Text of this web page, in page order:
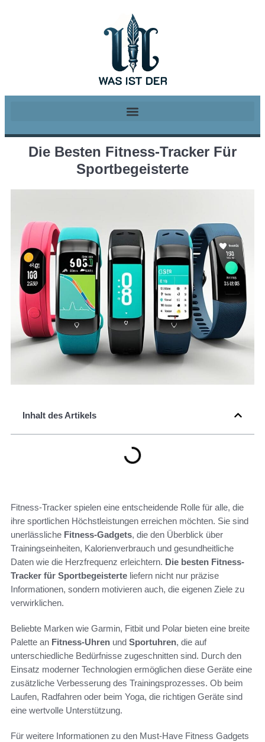
Die Besten Fitness-Tracker Für
Sportbegeisterte
Inhalt des Artikels
Fitness-Tracker spielen eine entscheidende Rolle für alle, die
ihre sportlichen Höchstleistungen erreichen möchten. Sie sind
unerlässliche Fitness-Gadgets, die den Überblick über
Trainingseinheiten, Kalorienverbrauch und gesundheitliche
Daten wie die Herzfrequenz erleichtern. Die besten Fitness-
Tracker für Sportbegeisterte liefern nicht nur präzise
Informationen, sondern motivieren auch, die eigenen Ziele zu
verwirklichen.
Beliebte Marken wie Garmin, Fitbit und Polar bieten eine breite
Palette an Fitness-Uhren und Sportuhren, die auf
unterschiedliche Bedürfnisse zugeschnitten sind. Durch den
Einsatz moderner Technologien ermöglichen diese Geräte eine
zusätzliche Verbesserung des Trainingsprozesses. Ob beim
Laufen, Radfahren oder beim Yoga, die richtigen Geräte sind
eine wertvolle Unterstützung.
Für weitere Informationen zu den Must-Have Fitness Gadgets